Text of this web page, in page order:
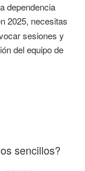
dependencia
2025, necesitas
sesiones y
del equipo de
sencillos?